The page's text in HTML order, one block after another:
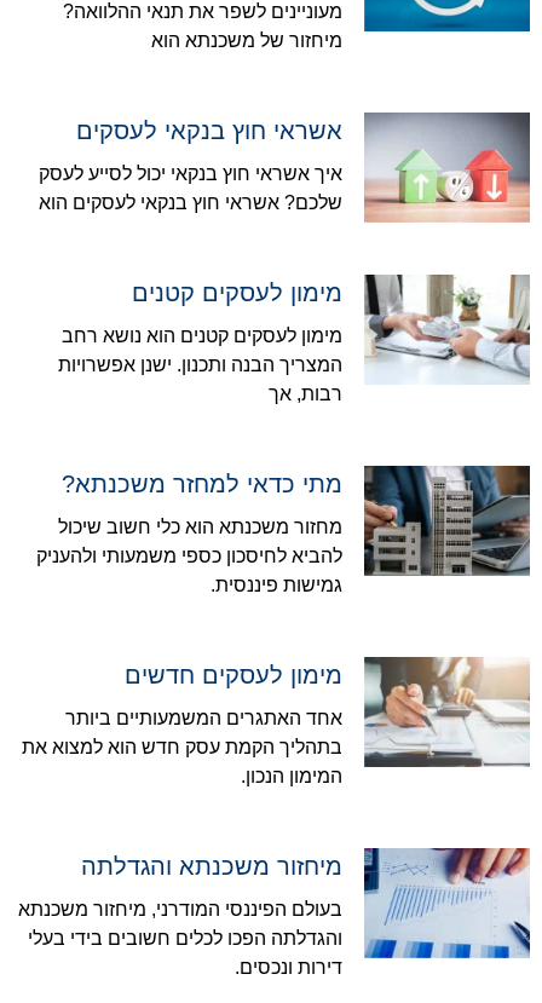
מעוניינים לשפר את תנאי ההלוואה?
מיחזור של משכנתא הוא
אשראי חוץ בנקאי לעסקים
איך אשראי חוץ בנקאי יכול לסייע לעסק
שלכם? אשראי חוץ בנקאי לעסקים הוא
מימון לעסקים קטנים
מימון לעסקים קטנים הוא נושא רחב
המצריך הבנה ותכנון. ישנן אפשרויות
רבות, אך
מתי כדאי למחזר משכנתא?
מחזור משכנתא הוא כלי חשוב שיכול
להביא לחיסכון כספי משמעותי ולהעניק
גמישות פיננסית.
מימון לעסקים חדשים
אחד האתגרים המשמעותיים ביותר
בתהליך הקמת עסק חדש הוא למצוא את
המימון הנכון.
מיחזור משכנתא והגדלתה
בעולם הפיננסי המודרני, מיחזור משכנתא
והגדלתה הפכו לכלים חשובים בידי בעלי
דירות ונכסים.